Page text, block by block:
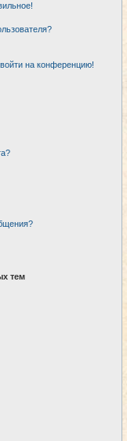
на конференцию!
тем